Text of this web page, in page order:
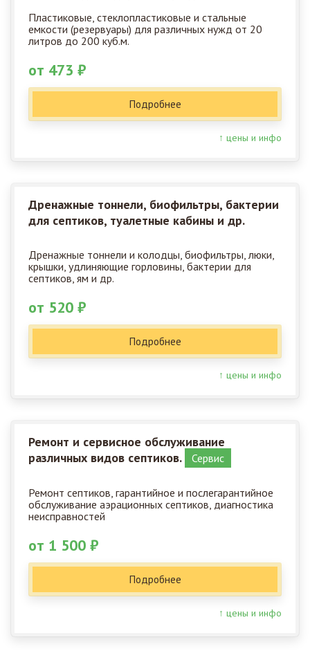
Пластиковые, стеклопластиковые и стальные
емкости (резервуары) для различных нужд от 20
литров до 200 куб.м.
от 473 ₽
Подробнее
↑ цены и инфо
Дренажные тоннели, биофильтры, бактерии
для септиков, туалетные кабины и др.
Дренажные тоннели и колодцы, биофильтры, люки,
крышки, удлиняющие горловины, бактерии для
септиков, ям и др.
от 520 ₽
Подробнее
↑ цены и инфо
Ремонт и сервисное обслуживание
различных видов септиков.
Сервис
Ремонт септиков, гарантийное и послегарантийное
обслуживание аэрационных септиков, диагностика
неисправностей
от 1 500 ₽
Подробнее
↑ цены и инфо